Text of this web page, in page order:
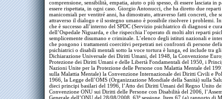
comprensione, sensibilità, empatia, aiuto o più spesso, di essere lasciata in
essere rispettata, in ogni caso. Giorgio Antonucci, che ha diretto due reparti
manicomiali per ventitré anni, ha dimostrato, attraverso fatti concreti, che
attraverso il dialogo e il sostegno umano è possibile risolvere i problemi.
che è successo all’interno del SPDC (Servizio psichiatrico di diagnosi e
dell’Ospedale Niguarda, e che rispecchia l’operato di molti altri reparti
semplicemente disumano e criminale. L’elenco degli istituti nazionali e
che pongono i trattamenti coercitivi perpetrati nei confronti di persone
psichiatrici o disabili mentali sotto la voce tortura è lunga, ed include tra
Dichiarazione Universale dei Diritti Umani, del 1948, la Convenzione
Protezione dei Diritti Umani e delle Libertà Fondamentali del 1950, i
Nazioni Unite per la Protezione delle Persone con Malattia Mentale del
sulla Malattia Mentale) la Convenzione Internazionale dei Diritti Civili e
1966, la Legge dell’OMS (Organizzazione Mondiale della Sanità) sulla
dieci principi basilari del 1996, l’Atto dei Diritti Umani del Regno Unito
Convenzione ONU sui Diritti delle Persone con Disabilità del 2006,
Generale dell’ONU del 28/08/2008, 63ª sessione, Item 67 (a) rapporto di